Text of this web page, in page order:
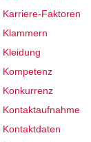
Karriere-Faktoren
Klammern
Kleidung
Kompetenz
Konkurrenz
Kontaktaufnahme
Kontaktdaten